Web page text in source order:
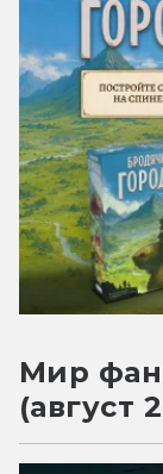
Мир
(август